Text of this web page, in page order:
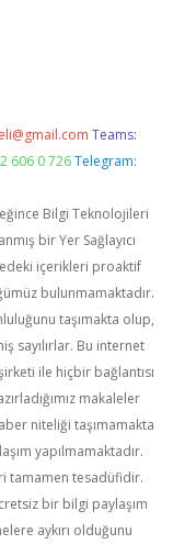
Teams:
606 0 726 Telegram:
Bilgi Teknolojileri
bir Yer Sağlayıcı
içerikleri proaktif
bulunmamaktadır.
taşımakta olup,
sayılırlar. Bu internet
ile hiçbir bağlantısı
makaleler
niteliği taşımamakta
yapılmamaktadır.
tamamen tesadüfidir.
bir bilgi paylaşım
aykırı olduğunu